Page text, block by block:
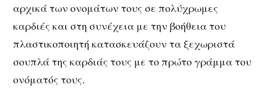
αρχικά των ονομάτων τους σε πολύχρωμες
καρδιές και στη συνέχεια με την βοήθεια του
πλαστικοποιητή κατασκευάζουν τα ξεχωριστά
σουπλά της καρδιάς τους με το πρώτο γράμμα του
ονόματός τους.